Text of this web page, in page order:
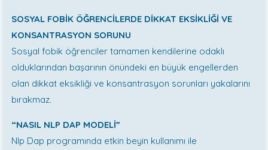
SOSYAL FOBİK ÖĞRENCİLERDE DİKKAT EKSİKLİĞİ VE
KONSANTRASYON SORUNU
Sosyal fobik öğrenciler tamamen kendilerine odaklı
olduklarından başarının önündeki en büyük engellerden
olan dikkat eksikliği ve konsantrasyon sorunları yakalarını
bırakmaz.
“NASIL NLP DAP MODELİ”
Nlp Dap programında etkin beyin kullanımı ile